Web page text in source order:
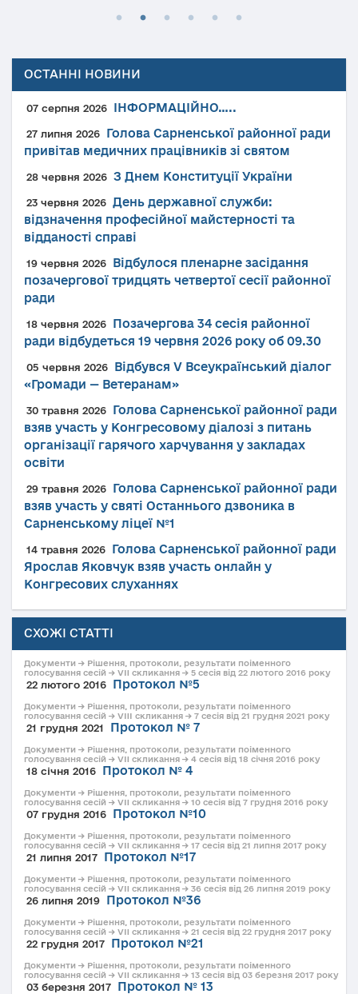
ОСТАННІ НОВИНИ
07 серпня 2026 ІНФОРМАЦІЙНО…..
27 липня 2026
Голова Сарненської районної ради
привітав медичних працівників зі святом
28 червня 2026 З Днем Конституції України
23 червня 2026 День державної служби:
відзначення професійної майстерності та
відданості справі
19 червня 2026
Відбулося пленарне засідання
позачергової тридцять четвертої сесії районної
ради
18 червня 2026
Позачергова 34 сесія районної
ради відбудеться 19 червня 2026 року об 09.30
05 червня 2026
Відбувся V Всеукраїнський діалог
«Громади — Ветеранам»
30 травня 2026
Голова Сарненської районної ради
взяв участь у Конгресовому діалозі з питань
організації гарячого харчування у закладах
освіти
29 травня 2026
Голова Сарненської районної ради
взяв участь у святі Останнього дзвоника в
Сарненському ліцеї №1
14 травня 2026
Голова Сарненської районної ради
Ярослав Яковчук взяв участь онлайн у
Конгресових слуханнях
СХОЖІ СТАТТІ
Документи → Рішення, протоколи, результати поіменного
голосування сесій → VII скликання → 5 сесія від 22 лютого 2016 року
22 лютого 2016 Протокол №5
Документи → Рішення, протоколи, результати поіменного
голосування сесій → VIII скликання → 7 сесія від 21 грудня 2021 року
21 грудня 2021 Протокол № 7
Документи → Рішення, протоколи, результати поіменного
голосування сесій → VII скликання → 4 сесія від 18 січня 2016 року
18 січня 2016 Протокол № 4
Документи → Рішення, протоколи, результати поіменного
голосування сесій → VII скликання → 10 сесія від 7 грудня 2016 року
07 грудня 2016 Протокол №10
Документи → Рішення, протоколи, результати поіменного
голосування сесій → VII скликання → 17 сесія від 21 липня 2017 року
21 липня 2017 Протокол №17
Документи → Рішення, протоколи, результати поіменного
голосування сесій → VII скликання → 36 сесія від 26 липня 2019 року
26 липня 2019 Протокол №36
Документи → Рішення, протоколи, результати поіменного
голосування сесій → VII скликання → 21 сесія від 22 грудня 2017 року
22 грудня 2017 Протокол №21
Документи → Рішення, протоколи, результати поіменного
голосування сесій → VII скликання → 13 сесія від 03 березня 2017 року
03 березня 2017 Протокол № 13